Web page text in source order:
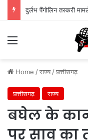
दुर्लभ पैंगोलिन तस्करी
Menu
Home /राज्य /छत्तीसगढ़
छत्तीसगढ़ राज्य
बघेल के
पर साव का